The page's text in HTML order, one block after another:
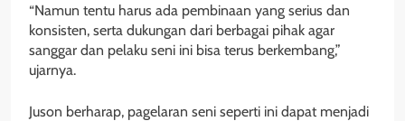
“Namun tentu harus ada pembinaan yang serius dan
konsisten, serta dukungan dari berbagai pihak agar
sanggar dan pelaku seni ini bisa terus berkembang,”
ujarnya.
Juson berharap, pagelaran seni seperti ini dapat menjadi